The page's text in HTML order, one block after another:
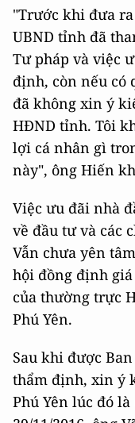
"Trước khi đưa
UBND tỉnh đã
Tư pháp và việc
định, còn nếu có
đã không xin ý
HĐND tỉnh. Tôi
lợi cá nhân gì
này", ông Hiến
Việc ưu đãi nhà
về đầu tư và các
Vẫn chưa yên
hội đồng định
của thường trực
Phú Yên.
Sau khi được
thẩm định, xin ý
Phú Yên lúc đó